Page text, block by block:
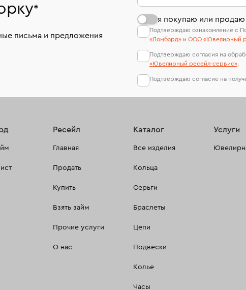
*
письма и предложения
я покупаю или
Подтверждаю ознакомление с
«Ломбард» и ООО «Ювелирный
Подтверждаю согласия на
«Ювелирный ресейл-сервиc».
Подтверждаю согласие на
Ресейл
Главная
Продать
Купить
Взять займ
Прочие услуги
О нас
Каталог
Все изделия
Кольца
Серьги
Браслеты
Цепи
Подвески
Колье
Часы
Услуги